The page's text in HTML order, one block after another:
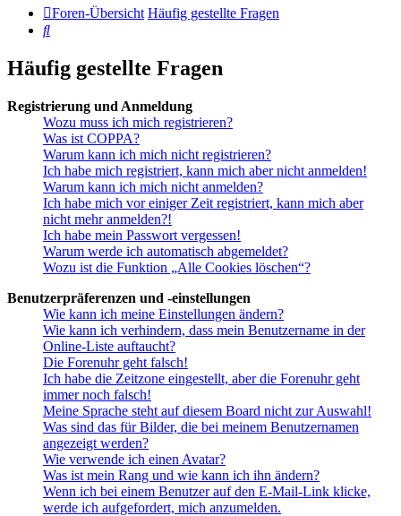
Foren-Übersicht Häufig gestellte Fragen
Suche
Häufig gestellte Fragen
Registrierung und Anmeldung
Wozu muss ich mich registrieren?
Was ist COPPA?
Warum kann ich mich nicht registrieren?
Ich habe mich registriert, kann mich aber nicht anmelden!
Warum kann ich mich nicht anmelden?
Ich habe mich vor einiger Zeit registriert, kann mich aber
nicht mehr anmelden?!
Ich habe mein Passwort vergessen!
Warum werde ich automatisch abgemeldet?
Wozu ist die Funktion „Alle Cookies löschen“?
Benutzerpräferenzen und -einstellungen
Wie kann ich meine Einstellungen ändern?
Wie kann ich verhindern, dass mein Benutzername in der
Online-Liste auftaucht?
Die Forenuhr geht falsch!
Ich habe die Zeitzone eingestellt, aber die Forenuhr geht
immer noch falsch!
Meine Sprache steht auf diesem Board nicht zur Auswahl!
Was sind das für Bilder, die bei meinem Benutzernamen
angezeigt werden?
Wie verwende ich einen Avatar?
Was ist mein Rang und wie kann ich ihn ändern?
Wenn ich bei einem Benutzer auf den E-Mail-Link klicke,
werde ich aufgefordert, mich anzumelden.